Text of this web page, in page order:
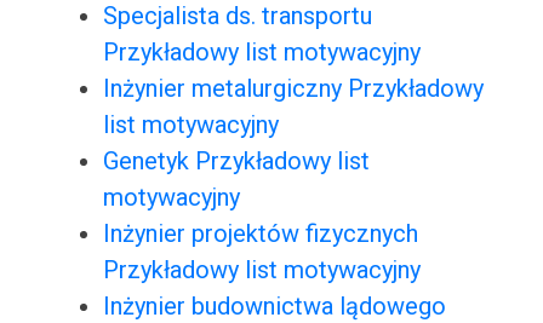
Specjalista ds. transportu
Przykładowy list motywacyjny
Inżynier metalurgiczny Przykładowy
list motywacyjny
Genetyk Przykładowy list
motywacyjny
Inżynier projektów fizycznych
Przykładowy list motywacyjny
Inżynier budownictwa lądowego